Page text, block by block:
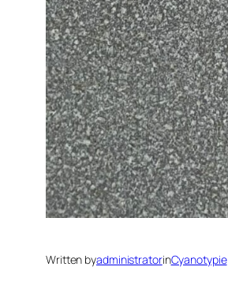
Written byadministratorinCyanotypie